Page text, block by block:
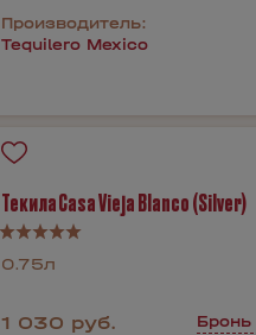
Производитель:
Tequilero Mexico
Текила Casa Vieja Blanco (Silver)
0.75л
1 030 руб. Бронь